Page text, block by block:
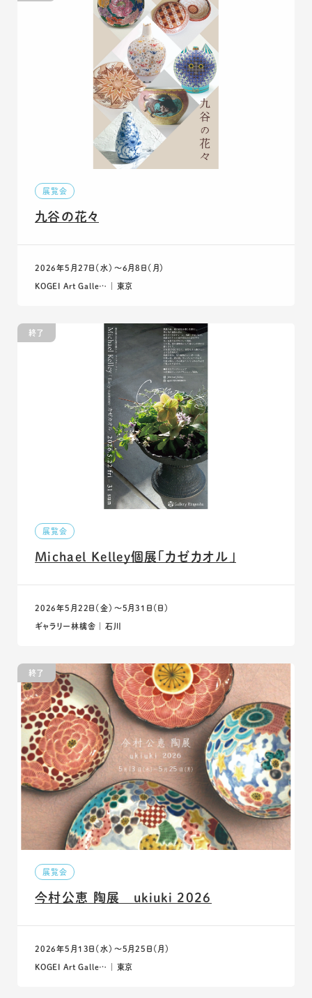
展覧会
九谷の花々
2026年5月27日（水）〜6月8日（月）
KOGEI Art Galle… ｜ 東京
終了
展覧会
Michael Kelley個展「カゼカオル」
2026年5月22日（金）〜5月31日（日）
ギャラリー林檎舎 ｜ 石川
終了
展覧会
今村公恵 陶展 ukiuki 2026
2026年5月13日（水）〜5月25日（月）
KOGEI Art Galle… ｜ 東京